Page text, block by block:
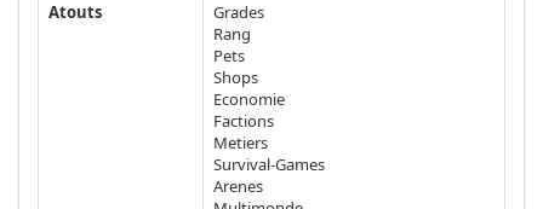
Atouts
Grades
Rang
Pets
Shops
Economie
Factions
Metiers
Survival-Games
Arenes